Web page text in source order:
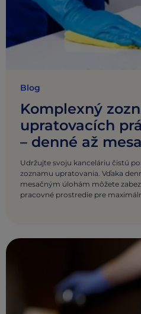
Blog
Komplexný
upratovacích
– denné až
Udržujte svoju kanceláriu čistú
zoznamu upratovania. Vďaka
mesačným úlohám môžete
pracovné prostredie pre